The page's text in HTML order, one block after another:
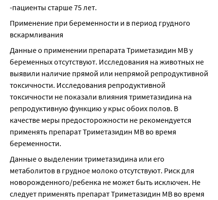
-пациенты старше 75 лет.
Применение при беременности и в период грудного
вскармливания
Данные о применении препарата Триметазидин МВ у
беременных отсутствуют. Исследования на животных не
выявили наличие прямой или непрямой репродуктивной
токсичности. Исследования репродуктивной
токсичности не показали влияния триметазидина на
репродуктивную функцию у крыс обоих полов. В
качестве меры предосторожности не рекомендуется
применять препарат Триметазидин МВ во время
беременности.
Данные о выделении триметазидина или его
метаболитов в грудное молоко отсутствуют. Риск для
новорожденного/ребенка не может быть исключен. Не
следует применять препарат Триметазидин МВ во время